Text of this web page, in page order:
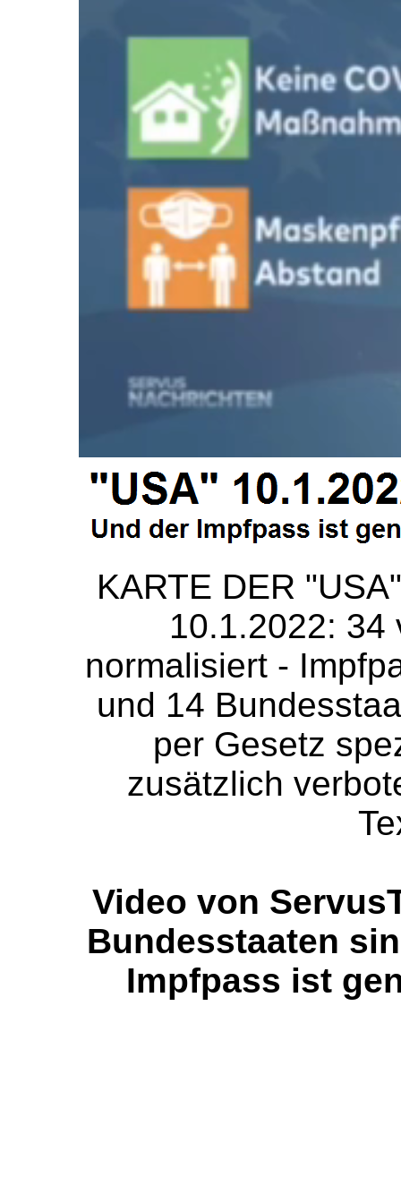
KARTE DER
10.1.2022: 34
normalisiert -
und 14
per Gesetz
zusätzlich
Video von
Bundesstaaten
Impfpass ist